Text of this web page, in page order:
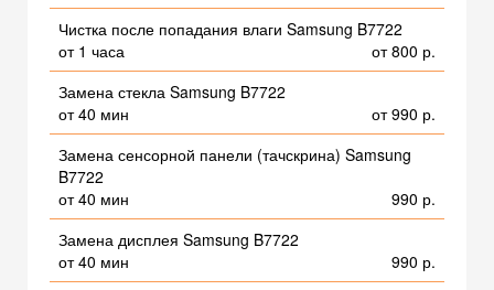
Чистка после попадания влаги Samsung B7722
от 1 часа
от 800 р.
Замена стекла Samsung B7722
от 40 мин
от 990 р.
Замена сенсорной панели (тачскрина) Samsung
B7722
от 40 мин
990 р.
Замена дисплея Samsung B7722
от 40 мин
990 р.